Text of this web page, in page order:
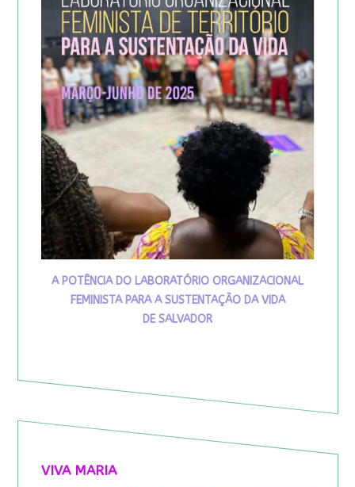
A POTÊNCIA DO LABORATÓRIO ORGANIZACIONAL
FEMINISTA PARA A SUSTENTAÇÃO DA VIDA
DE SALVADOR
VIVA MARIA